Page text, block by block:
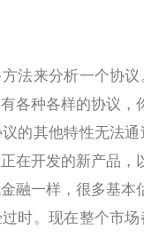
来分析一个协议
各种各样的协议
其他特性无法通
在开发的新产品，
一样，很多基本
。现在整个市场